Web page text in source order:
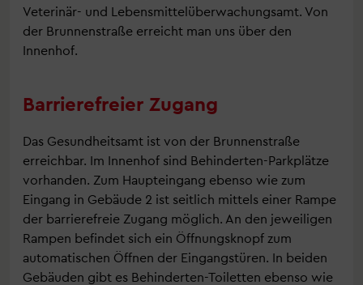
Veterinär- und Lebensmittelüberwachungsamt. Von
der Brunnenstraße erreicht man uns über den
Innenhof.
Barrierefreier Zugang
Das Gesundheitsamt ist von der Brunnenstraße
erreichbar. Im Innenhof sind Behinderten-Parkplätze
vorhanden. Zum Haupteingang ebenso wie zum
Eingang in Gebäude 2 ist seitlich mittels einer Rampe
der barrierefreie Zugang möglich. An den jeweiligen
Rampen befindet sich ein Öffnungsknopf zum
automatischen Öffnen der Eingangstüren. In beiden
Gebäuden gibt es Behinderten-Toiletten ebenso wie